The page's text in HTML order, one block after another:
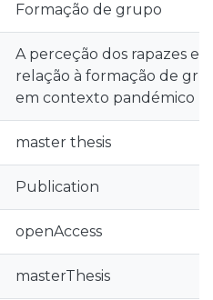
Formação de grupo
A perceção dos rapazes e
relação à formação de
em contexto pandémico
master thesis
Publication
openAccess
masterThesis